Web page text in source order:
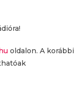
oldalon. A korábbi